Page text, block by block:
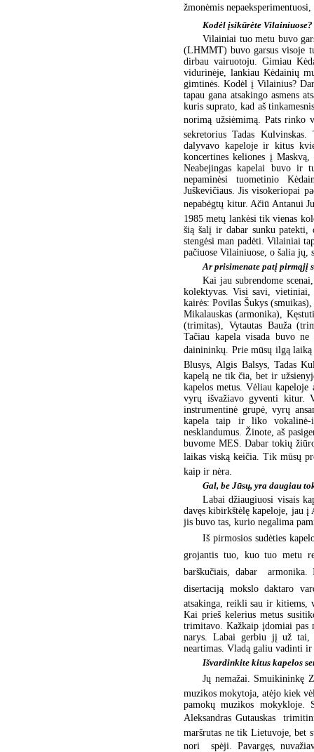
žmonėmis
Kodėl įsikūrėte Vilainiuose?
Vilainiai tuo metu buvo
(LHMMT) buvo garsus visoje
dirbau vairuotoju. Gimiau
vidurinėje, lankiau Kėdainių
gimtinės. Kodėl į Vilainius?
tapau gana atsakingo asmens
kuris suprato, kad aš
norimą užsiėmimą. Pats rinko
sekretorius Tadas
dalyvavo kapeloje ir kitus
koncertines keliones į
Neabejingas kapelai buvo ir
nepaminėsi tuometinio
Juškevičiaus. Jis visokeriopai
nepabėgtų kitur. Ačiū Antanui
1985 metų lankėsi tik vienas
šią šalį ir dabar sunku
stengėsi man padėti. Vilainiai
pačiuose Vilainiuose, o šalia
Ar prisimenate patį pirmąjį
Kai jau subrendome
kolektyvas. Visi savi,
kairės: Povilas Šukys
Mikalauskas (armonika),
(trimitas), Vytautas Bauža
Tačiau kapela visada buvo
dainininkų. Prie mūsų ilgą laiką
Blusys, Algis Balsys, Tadas
kapelą ne tik čia, bet ir
kapelos metus. Vėliau
vyrų išvažiavo gyventi kitur.
instrumentinė grupė, vyrų
kapela taip ir liko vokalinė-
nesklandumus. Žinote, aš
buvome MES. Dabar tokių
laikas viską keičia. Tik mūsų
kaip ir nėra.
Gal, be Jūsų, yra daugiau
Labai džiaugiuosi visais
davęs kibirkštėlę kapeloje, jau į
jis buvo tas, kurio negalima
Iš pirmosios sudėties
grojantis tuo, kuo tuo metu
barškučiais, dabar 
disertaciją mokslo daktaro
atsakinga, reikli sau ir kitiems,
Kai prieš kelerius metus
trimitavo. Kažkaip įdomiai pas
narys. Labai gerbiu jį už tai,
neartimas. Vladą galiu vadinti
Išvardinkite kitus kapelos
Jų nemažai. Smuikininkę
muzikos mokytoja, atėjo kiek
pamokų muzikos
Aleksandras Gutauskas 
maršrutas ne tik Lietuvoje, bet
nori  spėji. Pavargęs,